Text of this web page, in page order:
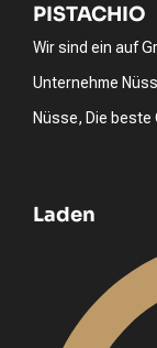
PISTACHIO
Wir sind ein auf
Unternehme
Nüsse, Die
Laden